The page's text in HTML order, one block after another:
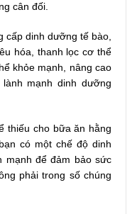
cân đối.
cấp dinh dưỡng tế bào,
hóa, thanh lọc cơ thể
khỏe mạnh, nâng cao
mạnh dinh dưỡng
thiếu cho bữa ăn hằng
có một chế độ dinh
mạnh để đảm bảo sức
phải trong số chúng